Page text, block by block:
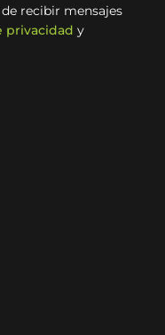
recibir mensajes
privacidad y